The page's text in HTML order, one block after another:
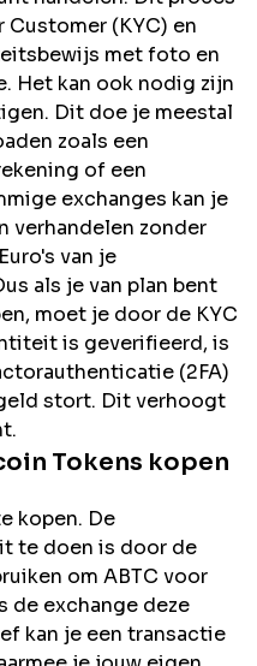
Customer (KYC) en
met foto en
Het kan ook nodig zijn
Dit doe je meestal
zoals een
of een
exchanges kan je
verhandelen zonder
van je
als je van plan bent
moet je door de KYC
is geverifieerd, is
(2FA)
stort. Dit verhoogt
Tokens kopen
kopen. De
te doen is door de
om ABTC voor
de exchange deze
kan je een transactie